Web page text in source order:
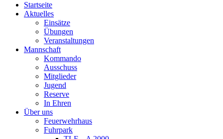
Startseite
Aktuelles
Einsätze
Übungen
Veranstaltungen
Mannschaft
Kommando
Ausschuss
Mitglieder
Jugend
Reserve
In Ehren
Über uns
Feuerwehrhaus
Fuhrpark